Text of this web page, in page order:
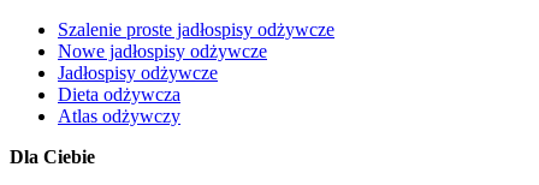
Szalenie proste jadłospisy odżywcze
Nowe jadłospisy odżywcze
Jadłospisy odżywcze
Dieta odżywcza
Atlas odżywczy
Dla Ciebie